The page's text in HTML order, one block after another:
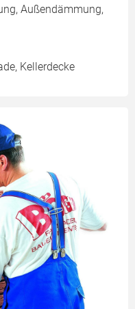
Außendämmung,
Kellerdecke